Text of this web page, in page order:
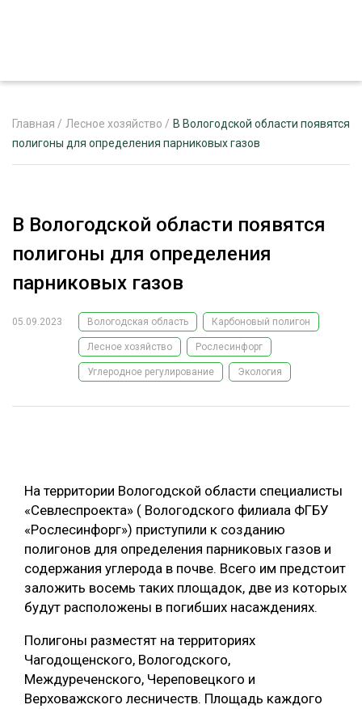
РЕКЛАМОДАТЕЛЯМ
ЛЕСНОЕ ХОЗЯЙСТВО
ЛЕСОЗАГОТОВКА
ОБРАБОТКА ДРЕВЕСИНЫ
ЛОГИСТИКА
ПРОИЗВОДСТВО ДРЕВЕСНЫХ ПЛИТ
КОМПЛЕКСНАЯ ПЕРЕРАБОТКА
ЛЕСОПИЛЕНИЕ
ДЕРЕВЯННОЕ ДОМОСТРОЕНИЕ
БЕЗОПАСНОЕ ПРОИЗВОДСТВО
ПОДБОРКИ СТАТЕЙ
ЭКСПЕРТНОЕ МНЕНИЕ
Главная / Лесное хозяйство / В Вологодской области появятся
полигоны для определения парниковых газов
В Вологодской области появятся
полигоны для определения
парниковых газов
05.09.2023 Вологодская область Карбоновый полигон
Лесное хозяйство Рослесинфорг
Углеродное регулирование Экология
На территории Вологодской области специалисты
«Севлеспроекта» ( Вологодского филиала ФГБУ
«Рослесинфорг») приступили к созданию
полигонов для определения парниковых газов и
содержания углерода в почве. Всего им предстоит
заложить восемь таких площадок, две из которых
будут расположены в погибших насаждениях.
Полигоны разместят на территориях
Чагодощенского, Вологодского,
Междуреченского, Череповецкого и
Верховажского лесничеств. Площадь каждого